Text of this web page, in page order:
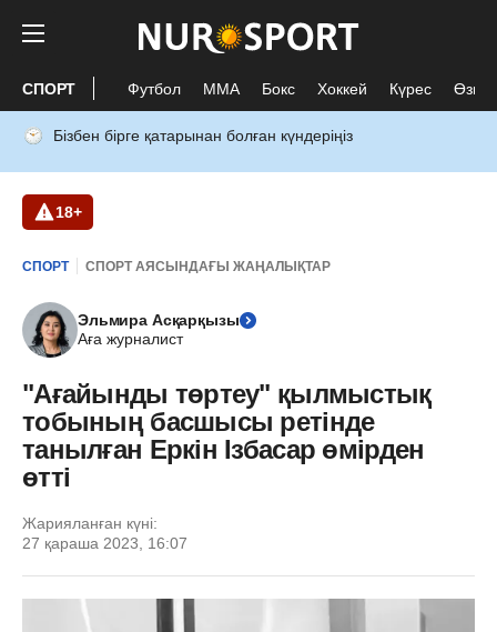
СПОРТ Футбол ММА Бокс Хоккей Күрес Өзге
Бізбен бірге қатарынан болған күндеріңіз
18+
СПОРТ СПОРТ АЯСЫНДАҒЫ ЖАҢАЛЫҚТАР
Эльмира Асқарқызы
Аға журналист
"Ағайынды төртеу" қылмыстық
тобының басшысы ретінде
танылған Еркін Ізбасар өмірден
өтті
Жарияланған күні:
27 қараша 2023, 16:07